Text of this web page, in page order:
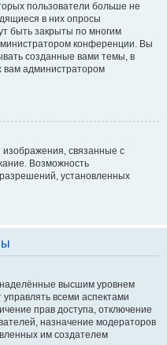
пользователи больше не
в них опросы
быть закрыты по многим
конференции. Вы
созданные вами темы, в
вам администратором
связанные с
Возможность
установленных
высшим уровнем
всеми аспектами
прав доступа, отключение
назначение модераторов
им создателем